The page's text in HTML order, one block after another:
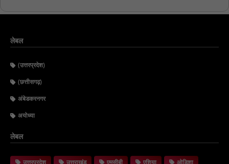
लेबल
(उत्तरप्रदेश)
(छत्तीसगढ़)
अंबेडकरनगर
अयोध्या
लेबल